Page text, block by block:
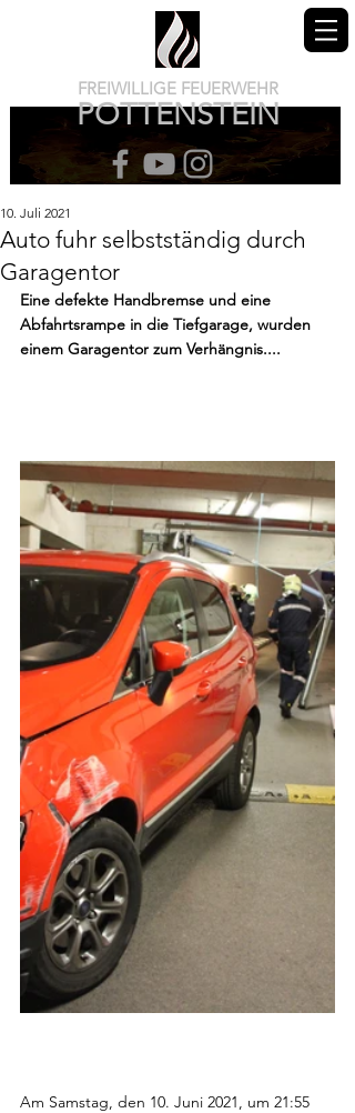
FREIWILLIGE FEUERWEHR
POTTENSTEIN
Auto fuhr selbstständig durch
Garagentor
10. Juli 2021
Eine defekte Handbremse und eine
Abfahrtsrampe in die Tiefgarage, wurden
einem Garagentor zum Verhängnis....
Am Samstag, den 10. Juni 2021, um 21:55